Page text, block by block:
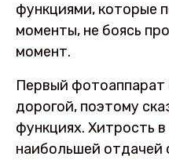
функциями, которые
моменты, не боясь
момент.
Первый
дорогой, поэтому
функциях. Хитрость
наибольшей отдачей